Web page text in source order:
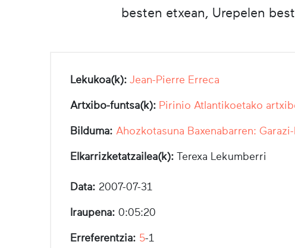
besten etxean, Urepelen
Lekukoa(k): Jean-Pierre Erreca
Artxibo-funtsa(k): Pirinio Atlantikoetako
Bilduma: Ahozkotasuna Baxenabarren:
Elkarrizketatzailea(k): Terexa Lekumberri
Data: 2007-07-31
Iraupena: 0:05:20
Erreferentzia: 5-1